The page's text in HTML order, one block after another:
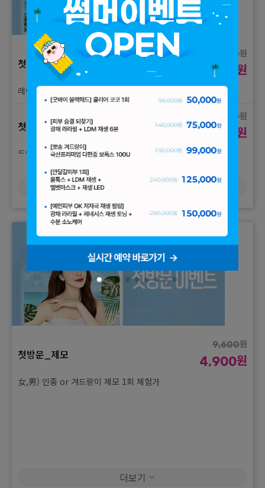
첫방문_색소
19,000원
9,900 원
레이저토닝 1회 체험가
첫방문_색소
96,000원
49,000 원
듀얼토닝 1회 체험가
첫방문_색소
76,000
피코토닝 1회 체험가
첫방문_제모
9,600원
4,900원
女,男) 인중 or 겨드랑이 제모 1회 체험가
더보기